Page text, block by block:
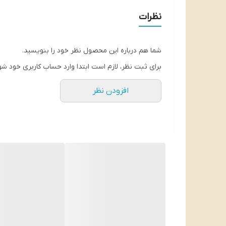
همچنین همین کتاب با تعداد صفحه کمتر باقیمت 108 هزار تومان موجود است
نظرات
شما هم درباره این محصول نظر خود را بنویسید.
برای ثبت نظر، لازم است ابتدا وارد حساب کاربری خود
افزودن نظر